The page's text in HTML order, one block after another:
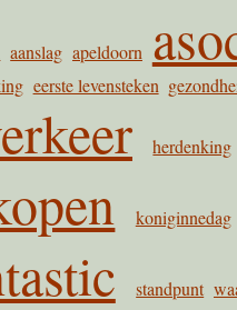
aanslag apeldoorn
eerste levensteken
herdenking
koniginnedag
standpunt